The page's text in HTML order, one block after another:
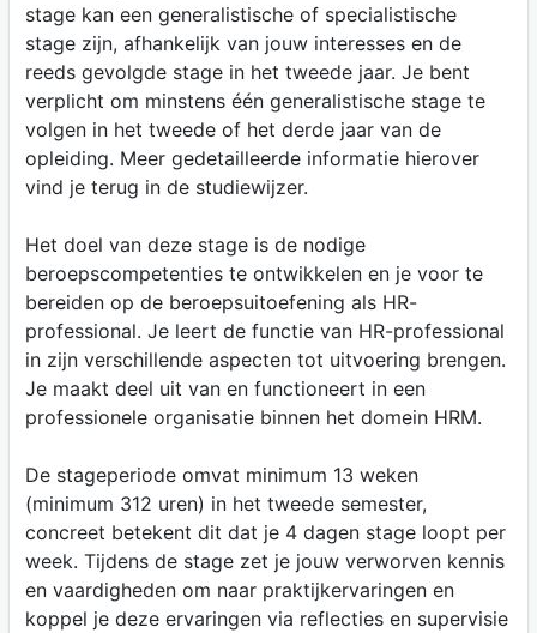
stage kan een generalistische of specialistische
stage zijn, afhankelijk van jouw interesses en de
reeds gevolgde stage in het tweede jaar. Je bent
verplicht om minstens één generalistische stage te
volgen in het tweede of het derde jaar van de
opleiding. Meer gedetailleerde informatie hierover
vind je terug in de studiewijzer.
Het doel van deze stage is de nodige
beroepscompetenties te ontwikkelen en je voor te
bereiden op de beroepsuitoefening als HR-
professional. Je leert de functie van HR-professional
in zijn verschillende aspecten tot uitvoering brengen.
Je maakt deel uit van en functioneert in een
professionele organisatie binnen het domein HRM.
De stageperiode omvat minimum 13 weken
(minimum 312 uren) in het tweede semester,
concreet betekent dit dat je 4 dagen stage loopt per
week. Tijdens de stage zet je jouw verworven kennis
en vaardigheden om naar praktijkervaringen en
koppel je deze ervaringen via reflecties en supervisie